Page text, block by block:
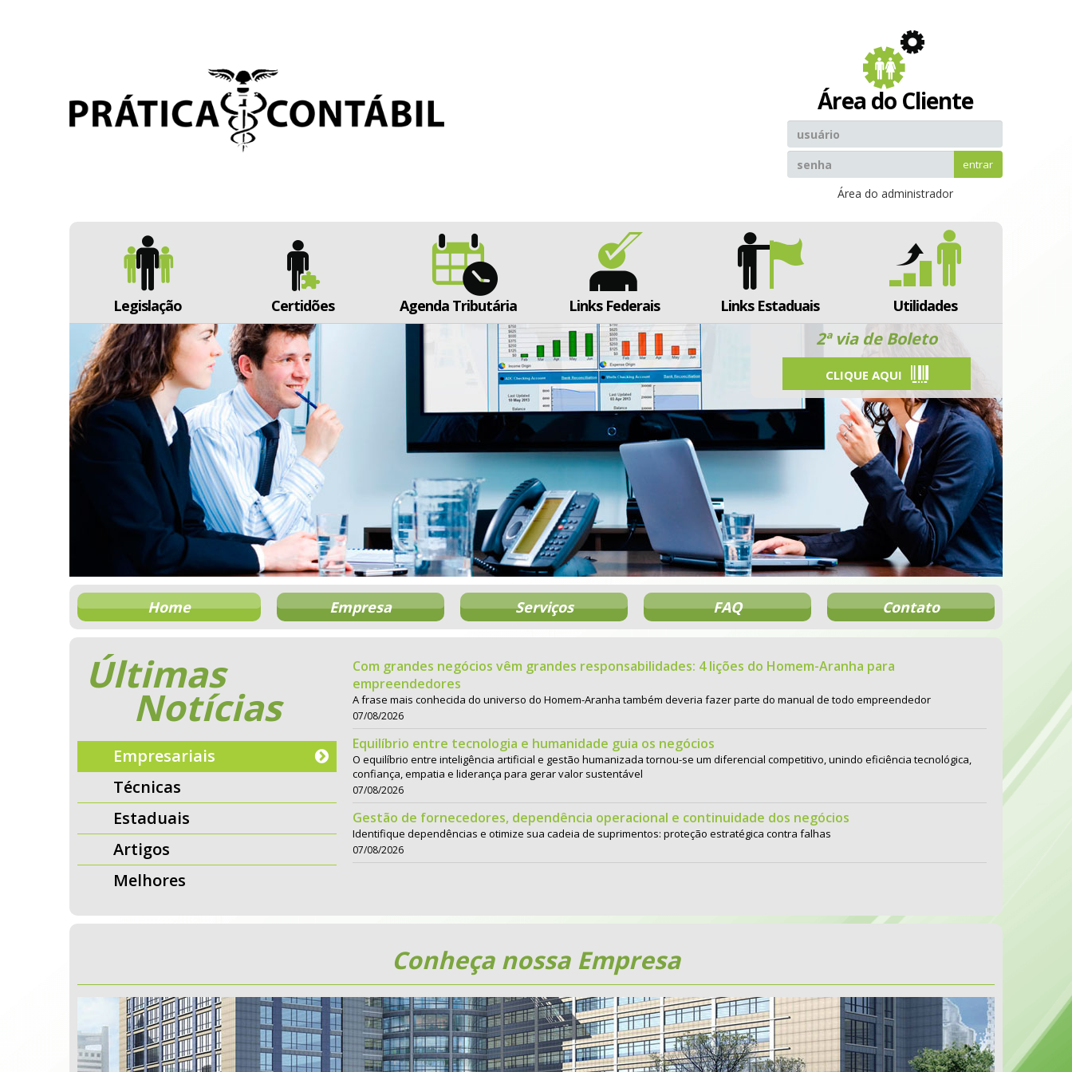
Área do Cliente
entrar
Área do administrador
Legislação Certidões Agenda Tributária Links Federais Links Estaduais Utilidades
2ª via de Boleto
CLIQUE AQUI
Home Empresa Serviços FAQ Contato
Últimas
Notícias
Empresariais
Técnicas
Estaduais
Artigos
Melhores
Com grandes negócios vêm grandes responsabilidades: 4 lições do Homem-Aranha para
empreendedores
A frase mais conhecida do universo do Homem-Aranha também deveria fazer parte do manual de todo empreendedor
07/08/2026
Equilíbrio entre tecnologia e humanidade guia os negócios
O equilíbrio entre inteligência artificial e gestão humanizada tornou-se um diferencial competitivo, unindo eficiência tecnológica,
confiança, empatia e liderança para gerar valor sustentável
07/08/2026
Gestão de fornecedores, dependência operacional e continuidade dos negócios
Identifique dependências e otimize sua cadeia de suprimentos: proteção estratégica contra falhas
07/08/2026
BC muda regras do Pix para reforçar segurança e combater fraudes; entenda
Alterações envolvem a criação de um mecanismo de rastreamento e a ampliação do prazo para contestação do chamado ‘golpe
do MED’
07/08/2026
Não adianta adotar tecnologia nova mantendo velhos hábitos
A maior barreira da transformação digital não está nos processos, mas na liderança
07/08/2026
Conheça nossa Empresa